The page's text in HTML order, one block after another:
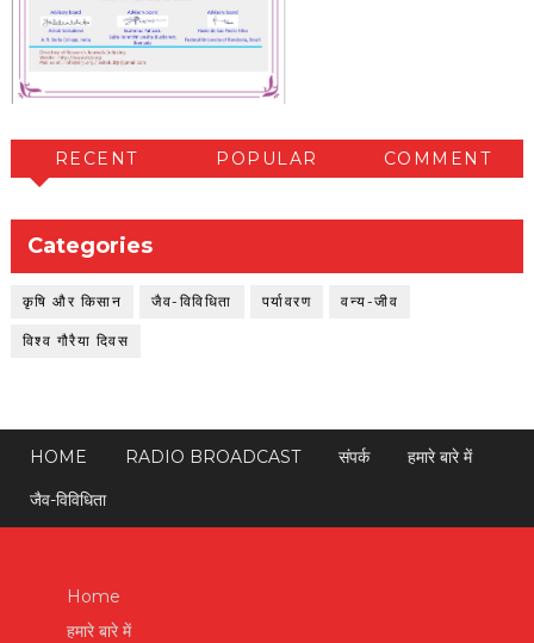
RECENT POPULAR COMMENT
Categories
कृषि और किसान जैव-विविधिता पर्यावरण वन्य-जीव
विश्व गौरैया दिवस
HOME RADIO BROADCAST संपर्क
हमारे बारे में
जैव-विविधिता
Home
हमारे बारे में